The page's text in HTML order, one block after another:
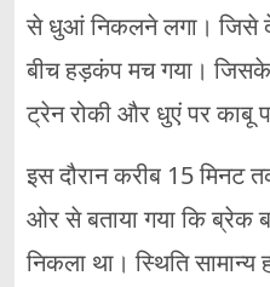
से धुआं निकलने लगा। जिसे
बीच हड़कंप मच गया।
ट्रेन रोकी और धुएं पर काबू
इस दौरान करीब 15 मिनट
ओर से बताया गया कि ब्रेक
निकला था। स्थिति सामान्य